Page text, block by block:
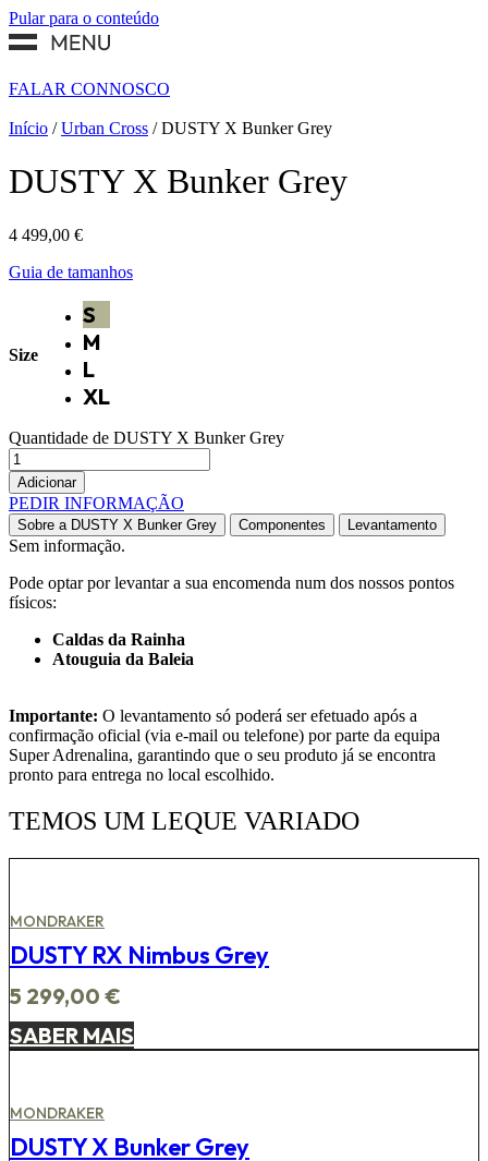
Pular para o conteúdo
FALAR CONNOSCO
Início /Urban Cross / DUSTY X Bunker Grey
DUSTY X Bunker Grey
4 499,00 €
Guia de tamanhos
Size
S
M
L
XL
Quantidade de DUSTY X Bunker Grey
Adicionar
PEDIR INFORMAÇÃO
Sobre a DUSTY X Bunker Grey Componentes Levantamento
Sem informação.
Pode optar por levantar a sua encomenda num dos nossos pontos
físicos:
Caldas da Rainha
Atouguia da Baleia
Importante: O levantamento só poderá ser efetuado após a
confirmação oficial (via e-mail ou telefone) por parte da equipa
Super Adrenalina, garantindo que o seu produto já se encontra
pronto para entrega no local escolhido.
TEMOS UM LEQUE VARIADO
MONDRAKER
DUSTY RX Nimbus Grey
5 299,00 €
SABER MAIS
MONDRAKER
DUSTY X Bunker Grey